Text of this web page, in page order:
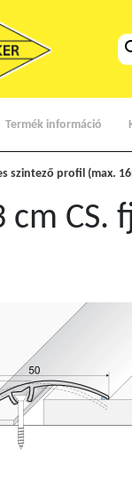
Termék információ
szintező profil (max.
cm CS.